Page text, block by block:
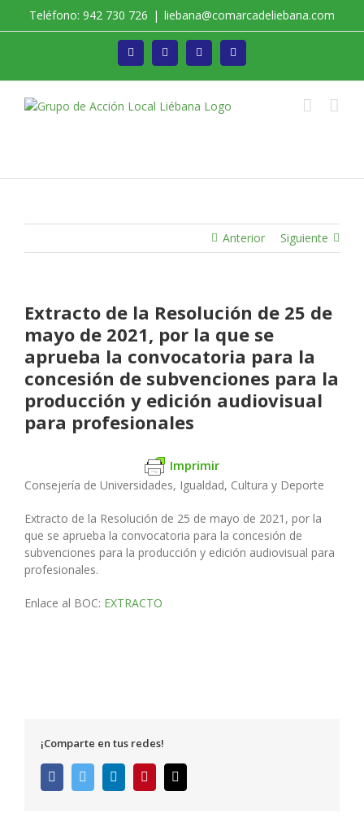
Teléfono: 942 730 726 | liebana@comarcadeliebana.com
Facebook Twitter Instagram
Anterior Siguiente
Extracto de la Resolución de 25 de
mayo de 2021, por la que se
aprueba la convocatoria para la
concesión de subvenciones para la
producción y edición audiovisual
para profesionales
Imprimir
Consejería de Universidades, Igualdad, Cultura y Deporte
Extracto de la Resolución de 25 de mayo de 2021, por la
que se aprueba la convocatoria para la concesión de
subvenciones para la producción y edición audiovisual para
profesionales.
Enlace al BOC: EXTRACTO
¡Comparte en tus redes!
FacebookTwitter LinkedInPinterest
electrónico